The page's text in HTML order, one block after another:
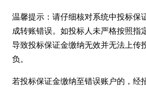
温馨提示：请仔细核对系统中投标保
成转账错误。如投标人未严格按照指
导致投标保证金缴纳无效并无法上传
负。
若投标保证金缴纳至错误账户的，经